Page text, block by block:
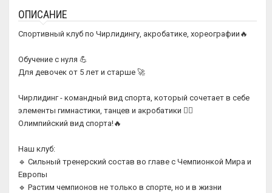
ОПИСАНИЕ
Спортивный клуб по Чирлидингу, акробатике, хореографии🔥
Обучение с нуля 💪
Для девочек от 5 лет и старше 🚀
Чирлидинг - командный вид спорта, который сочетает в себе
элементы гимнастики, танцев и акробатики 🤸‍♀️
Олимпийский вид спорта!🔥
Наш клуб:
🔹 Сильный тренерский состав во главе с Чемпионкой Мира и
Европы
🔹 Растим чемпионов не только в спорте, но и в жизни